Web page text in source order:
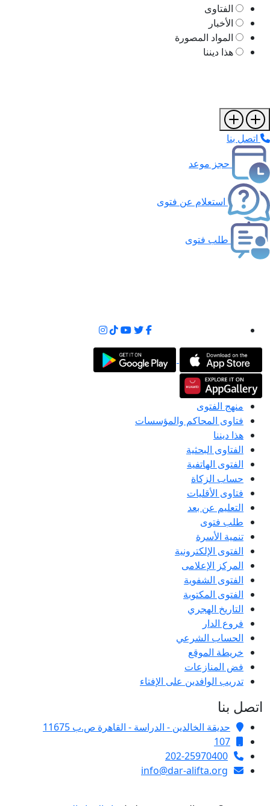
الفتاوى
الأخبار
المواد المصورة
هذا ديننا
اتصل بنا
حجز موعد
استعلام عن فتوى
طلب فتوى
منهج الفتوى
فتاوى المحاكم والمؤسسات
هذا ديننا
الفتاوى البحثية
الفتوى الهاتفية
حساب الزكاة
فتاوى الأقليات
التعليم عن بعد
طلب فتوى
تنمية الأسرة
الفتوى الإلكترونية
المركز الإعلامى
الفتوى الشفوية
الفتوى المكتوبة
التاريخ الهجري
فروع الدار
الحساب الشرعي
خريطة الموقع
فض المنازعات
تدريب الوافدين على الإفتاء
اتصل بنا
حديقة الخالدين - الدراسة - القاهرة ص.ب 11675
107
202-25970400
info@dar-alifta.org